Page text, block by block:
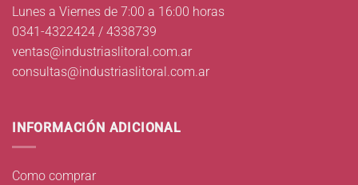
Lunes a Viernes de 7:00 a 16:00 horas
0341-4322424 / 4338739
ventas@industriaslitoral.com.ar
consultas@industriaslitoral.com.ar
INFORMACIÓN ADICIONAL
Como comprar